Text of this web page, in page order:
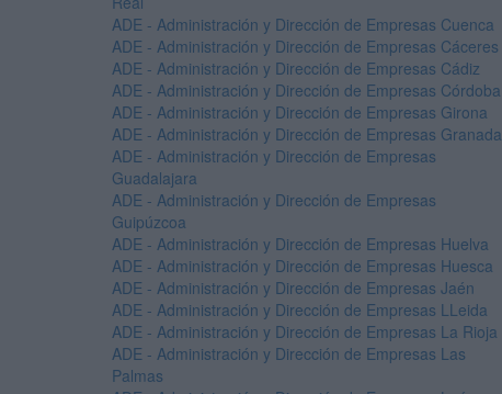
ADE - Administración y Dirección de Empresas Cuenca
ADE - Administración y Dirección de Empresas Cáceres
ADE - Administración y Dirección de Empresas Cádiz
ADE - Administración y Dirección de Empresas Córdoba
ADE - Administración y Dirección de Empresas Girona
ADE - Administración y Dirección de Empresas Granada
ADE - Administración y Dirección de Empresas
Guadalajara
ADE - Administración y Dirección de Empresas
Guipúzcoa
ADE - Administración y Dirección de Empresas Huelva
ADE - Administración y Dirección de Empresas Huesca
ADE - Administración y Dirección de Empresas Jaén
ADE - Administración y Dirección de Empresas LLeida
ADE - Administración y Dirección de Empresas La Rioja
ADE - Administración y Dirección de Empresas Las
Palmas